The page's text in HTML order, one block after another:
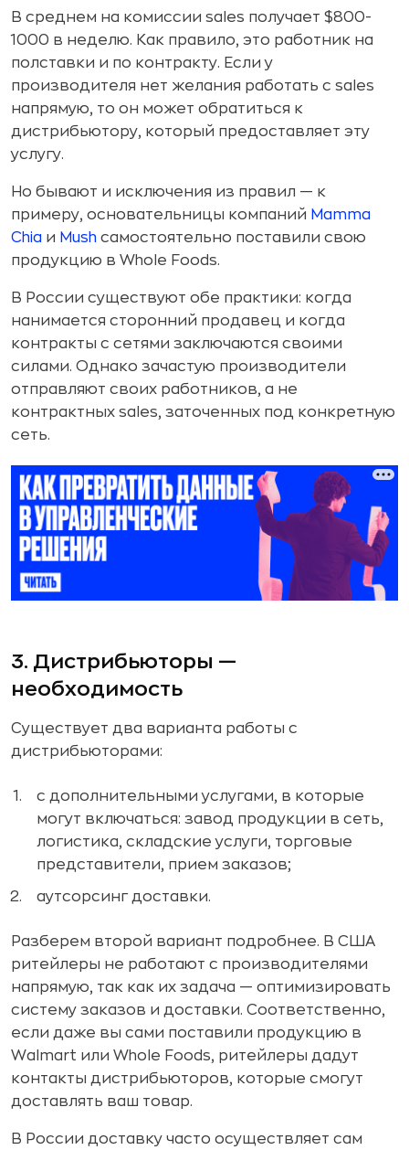
В среднем на комиссии sales получает $800-
1000 в неделю. Как правило, это работник на
полставки и по контракту. Если у
производителя нет желания работать с sales
напрямую, то он может обратиться к
дистрибьютору, который предоставляет эту
услугу.
Но бывают и исключения из правил — к
примеру, основательницы компаний Mamma
Chia и Mush самостоятельно поставили свою
продукцию в Whole Foods.
В России существуют обе практики: когда
нанимается сторонний продавец и когда
контракты с сетями заключаются своими
силами. Однако зачастую производители
отправляют своих работников, а не
контрактных sales, заточенных под конкретную
сеть.
3. Дистрибьюторы —
необходимость
Существует два варианта работы с
дистрибьюторами:
с дополнительными услугами, в которые
могут включаться: завод продукции в сеть,
логистика, складские услуги, торговые
представители, прием заказов;
аутсорсинг доставки.
Разберем второй вариант подробнее. В США
ритейлеры не работают с производителями
напрямую, так как их задача — оптимизировать
систему заказов и доставки. Соответственно,
если даже вы сами поставили продукцию в
Walmart или Whole Foods, ритейлеры дадут
контакты дистрибьюторов, которые смогут
доставлять ваш товар.
В России доставку часто осуществляет сам